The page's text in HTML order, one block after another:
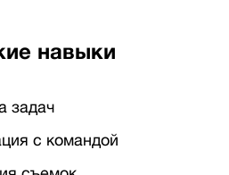
навыки
задач
с командой